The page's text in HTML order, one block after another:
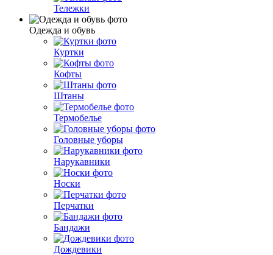
Тележки
Одежда и обувь
Куртки
Кофты
Штаны
Термобелье
Головные уборы
Нарукавники
Носки
Перчатки
Бандажи
Дождевики